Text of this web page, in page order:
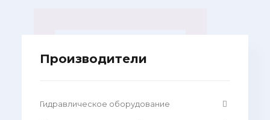
Производители
Гидравлическое оборудование